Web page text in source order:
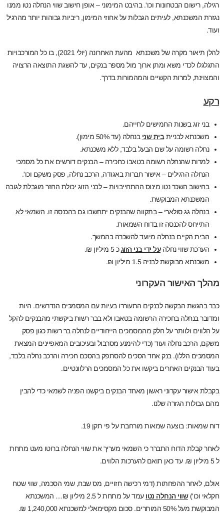
רגילה, רישום הבטחונות וכו'. בהיבט המימוני – אופן חישוב שווי הנחלה נטו ממנו
נגזרת המשכנתא, לעיתים הגבלות על אחוזי המימון, ריביות גבוהות יותר מהרגיל
ועוד.
להלן תיאור מקרה של משכנתא מהעת האחרונה (יולי 2021), בו כל המורכבויות
התגלגלו לכדי משא ומתן ארוך מול מספר בנקים, עד להשגת התוצאה הרצויה
והמצוינת, למרות הקשיים והמהמורות בדרך.
רקע
בני זוג בשנות החמישים לחייהם.
משכנתא לבנייתבית שני בנחלה (עד 50% מימון).
נחלה רשומה על שם הבעל בלבד, ללא משכנתא.
למרות שהנחלה רשומה בטאבו כחכירה – הבנקים דורשים את כל מסמכי
הנחלה הרגילים – אישור חברות באגודה, הרכב נחלה, פסק משקם וכו'.
בחישוב השכר נטו מינוס ההתחייבויות – לבני הזוג יכולת החזר מוגבלת לגובה
המשכנתא המבוקשת.
בנחלה גג סולארי – בתקווה שהבנקים יתחשבו גם בהכנסה זו. השמאי לא
התייחס להכנסה זו בדוח השמאות.
הבית הקיים בנחלה מיועד להשכרה בהמשך.
הערכת שווי נחלהעל ידי בני הזוגכ 5 מיליון ₪.
משכנתא מבוקשת לבניה 1.5 מיליון ₪.
מהלך האישור העקרוני
כבר בהגשת הבקשה לבנקים התעוררו בעיות עם המסמכים הנדרשים. היות
ומדובר בנחלה בחכירה הרשומה בטאבו ולא בבר רשות ביקשתי מהבנקים להקל
על הלווים ולוותר על חלק מהמסמכים הייחודיים לנחלה בר רשות כגון פסק
משקם, הרכב נחלה ועוד (כדי להימנע מסרבול ובעיכובים המאפיינים המצאת
המסמכים הללו). בנק אחד הסכים להסתפק בהסכם חכירה והרכב נחלה בלבד,
בעוד הבנקים האחרים ביקשו את כל המסמכים הרלוונטיים.
בקבלת אישור עקרוני ראשון מאחד הבנקים ביקשנו הפניה לשמאי כדי להבין
מהם גבולות הגזרה שלנו.
דוח שמאות: בוצעה שמאות מורחבת על פי תקן 19.
לאחר קבלת הדוח התברר כי השמאי מעריך את שווי הנחלה ברוטו מעט מתחת
ל 5 מיליון ₪. עד כאן תואם להערכות הלווים.
אולם, לאחר ההפחתות (דמי רכישה חזויים, מס שבח, שמי הסכמה, שווי שטח
חקלאי וכו')שווי הנחלה נטו
עמד על מתחת ל 2.5 מיליון ₪… המשכנתא
המבוקשת מעל 50% המותרים. סכום מקסימאלי למשכנתא 1,240,000 ₪.